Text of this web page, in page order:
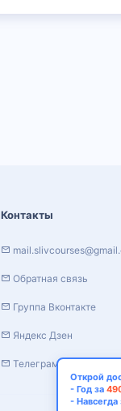
Контакты
Обратная связь
Группа Вконтакте
Яндекс Дзен
Телеграм канал
Открой
- Год за
- Навсегда